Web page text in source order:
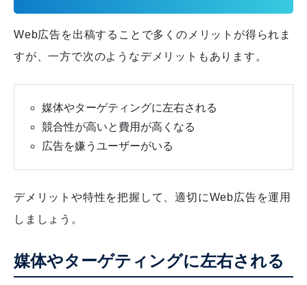
Web広告を出稿することで多くのメリットが得られま
すが、一方で次のようなデメリットもあります。
媒体やターゲティングに左右される
競合性が高いと費用が高くなる
広告を嫌うユーザーがいる
デメリットや特性を把握して、適切にWeb広告を運用
しましょう。
媒体やターゲティングに左右される